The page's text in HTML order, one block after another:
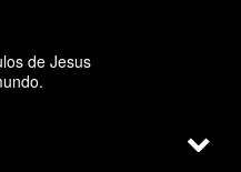
de Jesus